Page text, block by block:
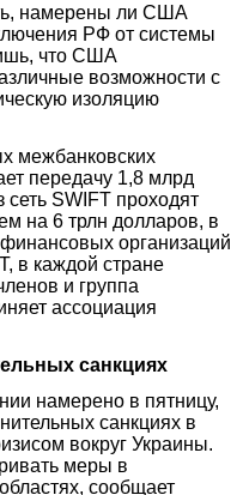
намерены ли США
РФ от системы
что США
возможности с
изоляцию
межбанковских
передачу 1,8 млрд
SWIFT проходят
на 6 трлн долларов, в
организаций
в каждой стране
и группа
ассоциация
санкциях
намерено в пятницу,
санкциях в
вокруг Украины.
меры в
сообщает